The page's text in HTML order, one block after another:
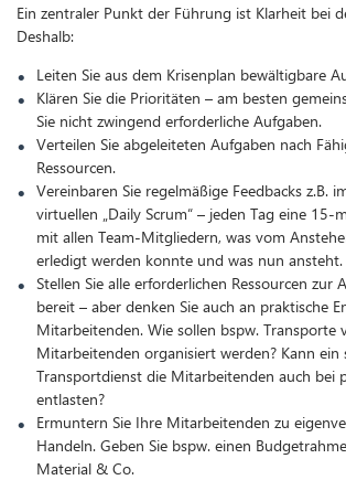
Ein zentraler Punkt der Führung ist Klarheit bei
Deshalb:
Leiten Sie aus dem Krisenplan bewältigbare
Klären Sie die Prioritäten – am besten
Sie nicht zwingend erforderliche Aufgaben.
Verteilen Sie abgeleiteten Aufgaben nach
Ressourcen.
Vereinbaren Sie regelmäßige Feedbacks z.B.
virtuellen „Daily Scrum“ – jeden Tag eine 15-
mit allen Team-Mitgliedern, was vom
erledigt werden konnte und was nun ansteht.
Stellen Sie alle erforderlichen Ressourcen zur
bereit – aber denken Sie auch an praktische
Mitarbeitenden. Wie sollen bspw. Transporte
Mitarbeitenden organisiert werden? Kann ein
Transportdienst die Mitarbeitenden auch bei
entlasten?
Ermuntern Sie Ihre Mitarbeitenden zu
Handeln. Geben Sie bspw. einen
Material & Co.